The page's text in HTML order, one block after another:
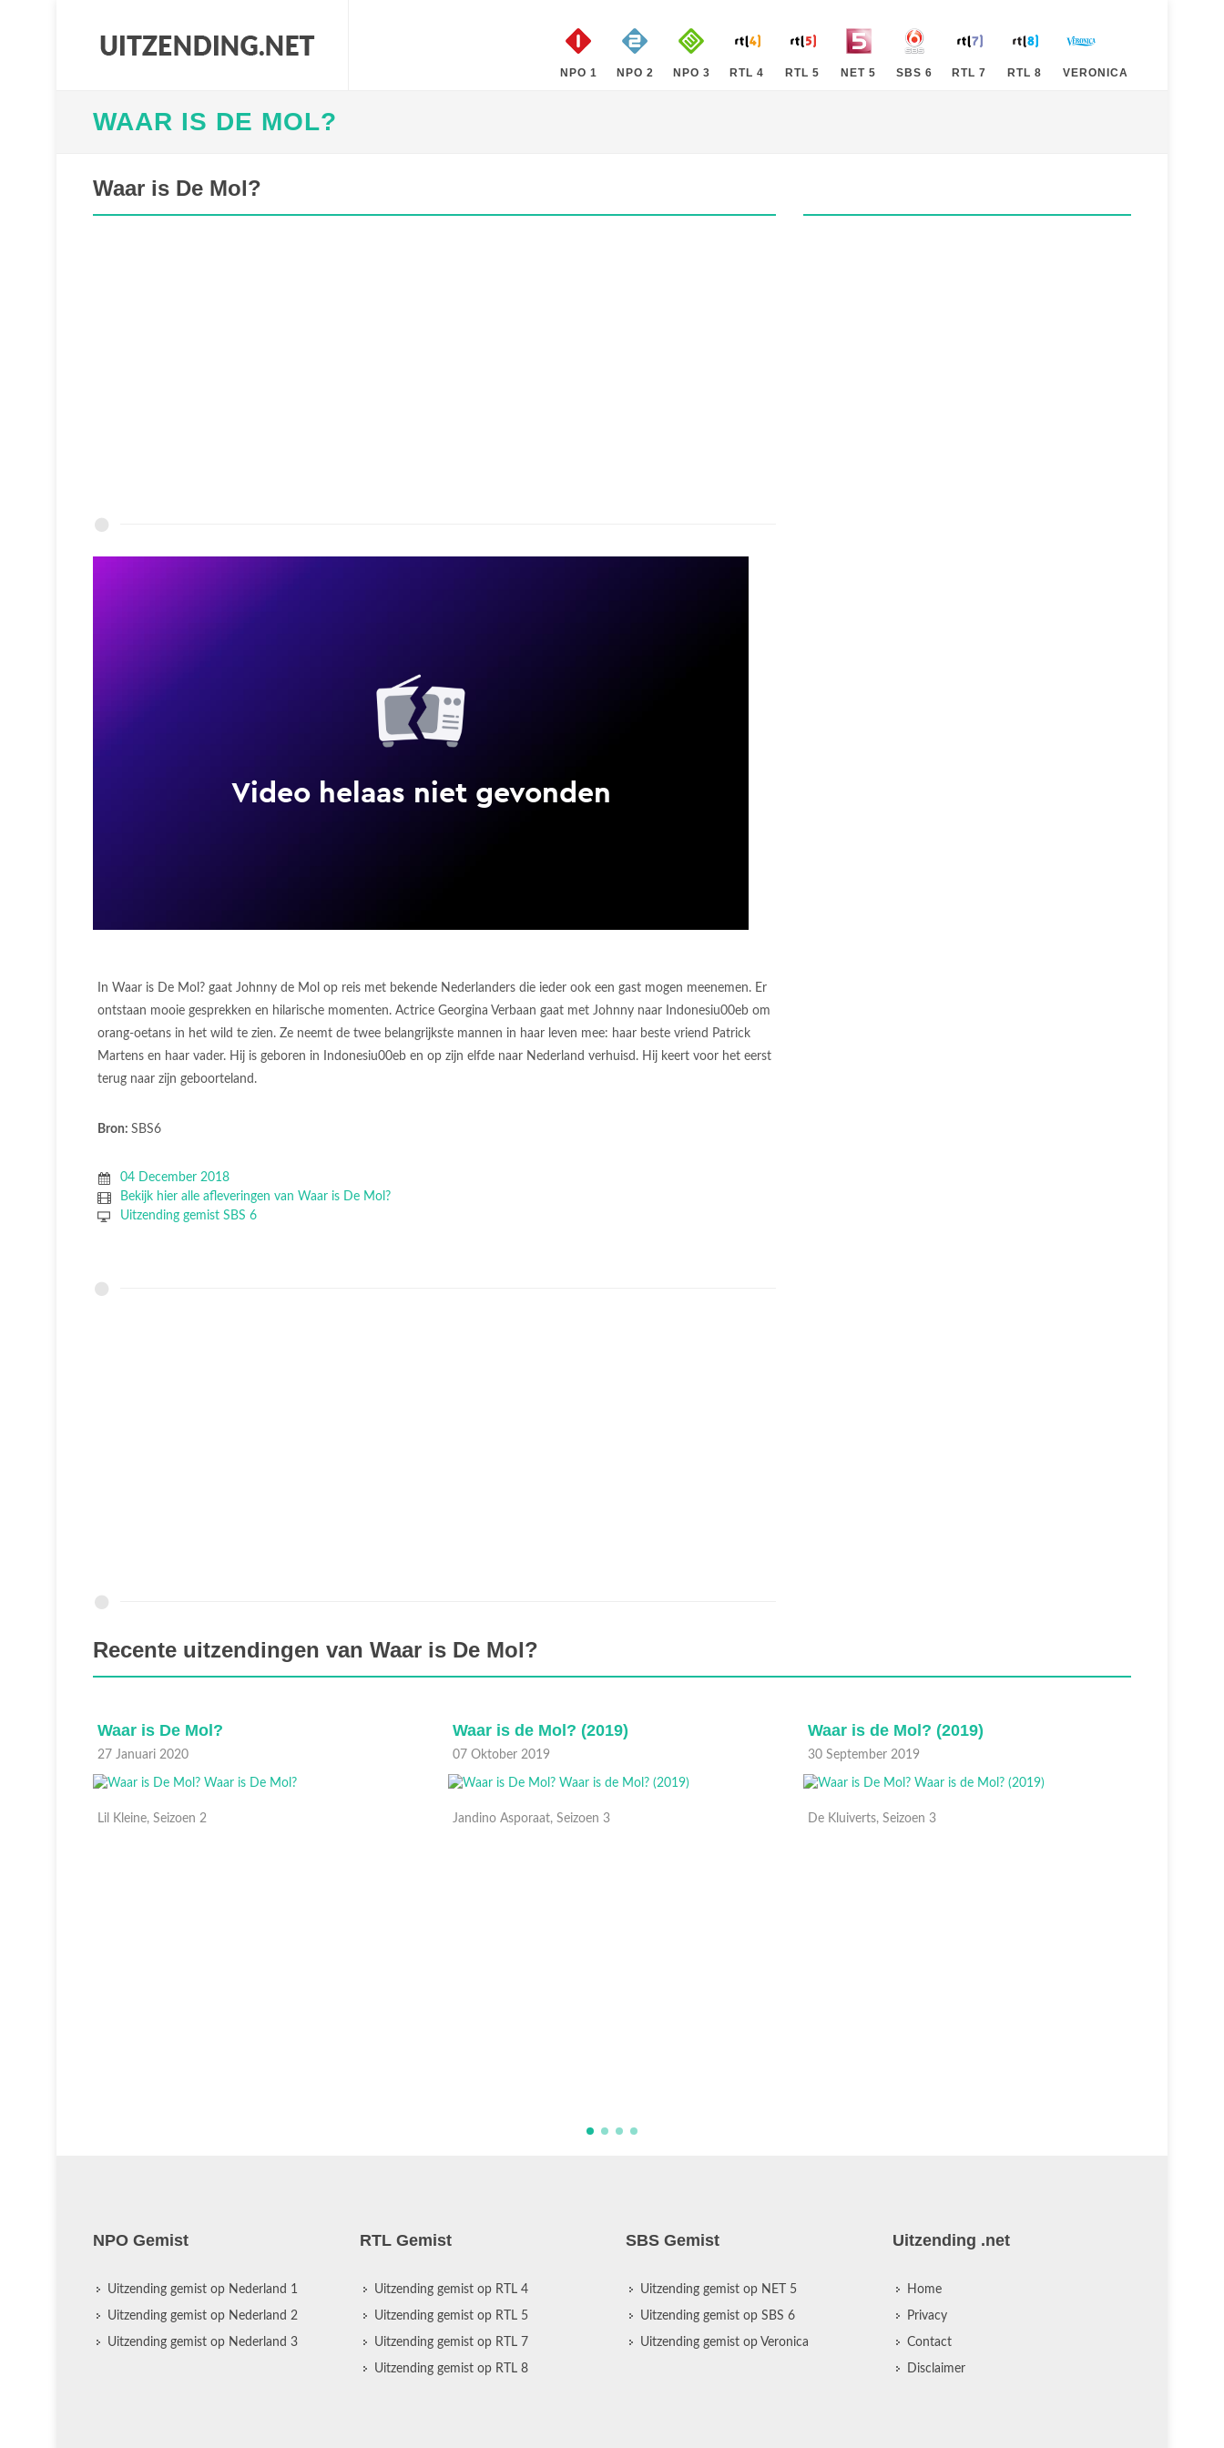
NPO 1 NPO 2 NPO 3 RTL 4 RTL 5 NET 5 SBS 6 RTL 7 RTL 8 VERONICA
WAAR IS DE MOL?
Waar is De Mol?
In Waar is De Mol? gaat Johnny de Mol op reis met bekende Nederlanders die ieder ook een gast mogen meenemen. Er
ontstaan mooie gesprekken en hilarische momenten. Actrice Georgina Verbaan gaat met Johnny naar Indonesiu00eb om
orang-oetans in het wild te zien. Ze neemt de twee belangrijkste mannen in haar leven mee: haar beste vriend Patrick
Martens en haar vader. Hij is geboren in Indonesiu00eb en op zijn elfde naar Nederland verhuisd. Hij keert voor het eerst
terug naar zijn geboorteland.
Bron: SBS6
04 December 2018
Bekijk hier alle afleveringen van Waar is De Mol?
Uitzending gemist SBS 6
Recente uitzendingen van Waar is De Mol?
Waar is De Mol?
27 Januari 2020
Lil Kleine, Seizoen 2
Waar is de Mol? (2019)
07 Oktober 2019
Jandino Asporaat, Seizoen 3
Waar is de Mol? (2019)
30 September 2019
De Kluiverts, Seizoen 3
NPO Gemist
Uitzending gemist op Nederland 1
Uitzending gemist op Nederland 2
Uitzending gemist op Nederland 3
RTL Gemist
Uitzending gemist op RTL 4
Uitzending gemist op RTL 5
Uitzending gemist op RTL 7
Uitzending gemist op RTL 8
SBS Gemist
Uitzending gemist op NET 5
Uitzending gemist op SBS 6
Uitzending gemist op Veronica
Uitzending .net
Home
Privacy
Contact
Disclaimer